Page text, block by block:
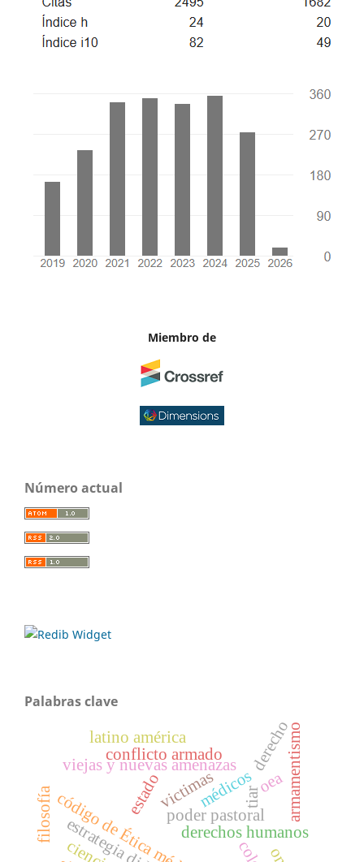
Miembro de
Número actual
Palabras clave
derechos humanos
médicos
código de Ética médica
armamentismo
viejas y nuevas amenazas
tiar
oea
poder pastoral
estado
filosofía
conflicto armado
victimas
derecho
latino américa